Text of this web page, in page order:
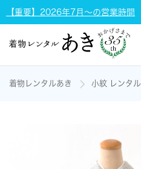
【重要】2026年7月～の営業時間
着物レンタルあき 小紋 レンタル